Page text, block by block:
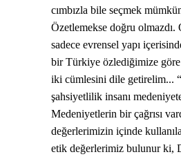
cımbızla bile seçmek
Özetlemekse doğru
sadece evrensel yapı
bir Türkiye özlediğimize
iki cümlesini dile getirelim...
şahsiyetlilik insanı
Medeniyetlerin bir çağrısı
değerlerimizin içinde
etik değerlerimiz bulunur ki,